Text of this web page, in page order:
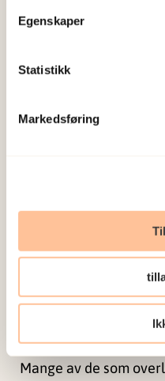
Egenskaper
Statistikk
Markedsføring
Traumatiske
Utøya, kan føre til at
psykiske
forteller at
Blant annet i form
oppmerksomhenten
men den kan også
og skyld, sier
Mange av de som